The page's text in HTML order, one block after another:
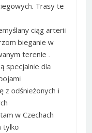
Trasy te
ciąg arterii
bieganie w
terenie .
specjalnie dla
z odśnieżonych i
w Czechach
tylko